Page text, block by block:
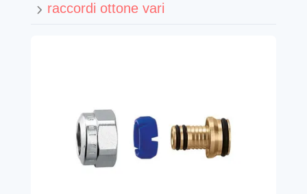
raccordi ottone vari